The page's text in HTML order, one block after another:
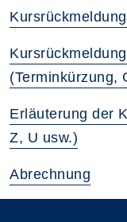
(Terminkürzung,
Erläuterung der
Z, U usw.)
Abrechnung